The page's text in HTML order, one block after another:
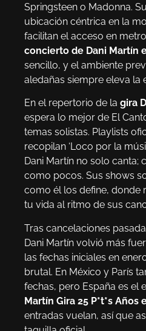
Springsteen o Madonna.
ubicación céntrica en la
facilitan el acceso en
concierto de Dani Martín
sencillo, y el ambiente
aledañas siempre eleva la
En el repertorio de la gira
espera lo mejor de El
temas solistas. Playlists
recopilan ‘Loco por la
Dani Martín no solo canta;
como pocos. Sus shows
como él los define, donde
tu vida al ritmo de sus
Tras cancelaciones
Dani Martín volvió más
las fechas iniciales en
brutal. En México y París
fechas, pero España es el
Martín Gira 25 P*t*s Años
entradas vuelan, así que